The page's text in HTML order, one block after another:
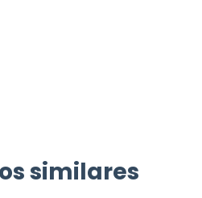
similares